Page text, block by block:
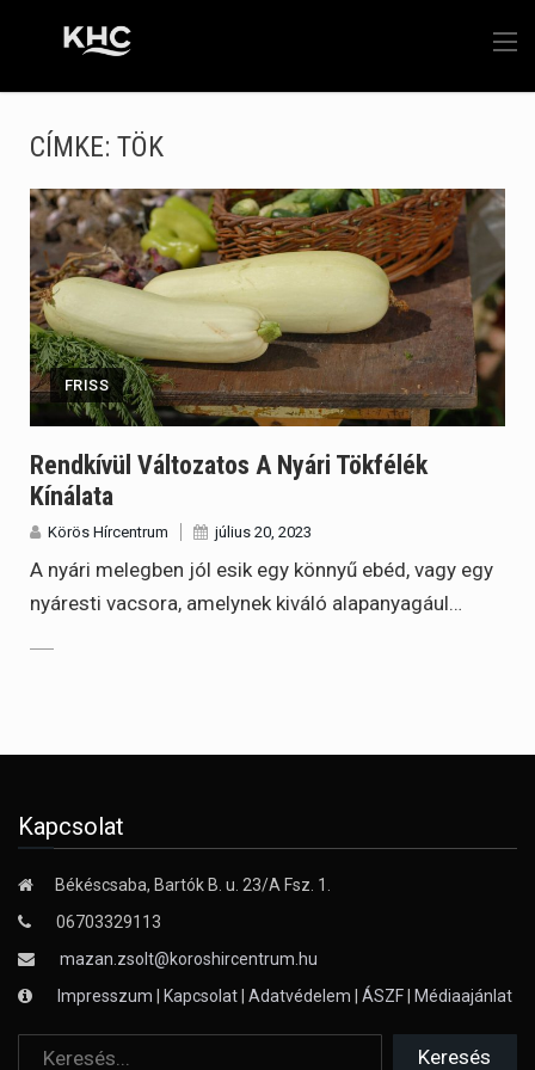
CÍMKE: TÖK
FRISS
Rendkívül Változatos A Nyári Tökfélék
Kínálata
Körös Hírcentrum július 20, 2023
A nyári melegben jól esik egy könnyű ebéd, vagy egy
nyáresti vacsora, amelynek kiváló alapanyagául…
Kapcsolat
Békéscsaba, Bartók B. u. 23/A Fsz. 1.
06703329113
mazan.zsolt@koroshircentrum.hu
Impresszum
Kapcsolat Adatvédelem ÁSZF Médiaajánlat